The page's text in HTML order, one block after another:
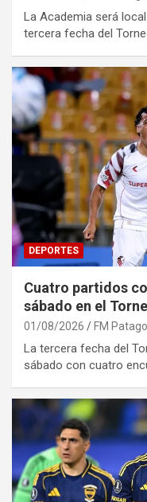
La Academia será
tercera fecha del
DEPORTES
Cuatro partidos
sábado en el
01/08/2026 FM
La tercera fecha del
sábado con cuatro